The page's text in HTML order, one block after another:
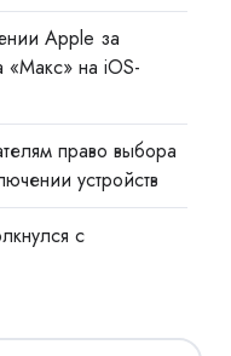
Apple за
«Макс» на iOS-
право выбора
устройств
с